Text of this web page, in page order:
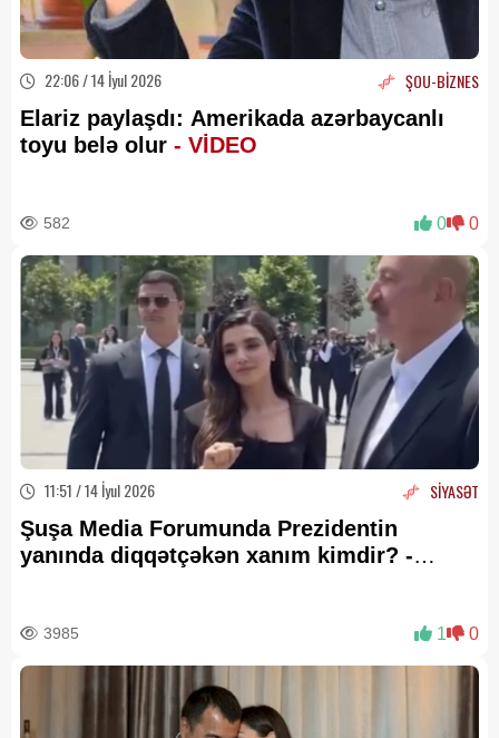
22:06 / 14 İyul 2026 ŞOU-BİZNES
Elariz paylaşdı: Amerikada azərbaycanlı
toyu belə olur - VİDEO
582 0 0
11:51 / 14 İyul 2026 SİYASƏT
Şuşa Media Forumunda Prezidentin
yanında diqqətçəkən xanım kimdir? -
3985 1 0